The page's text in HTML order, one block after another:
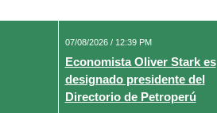
07/08/2026 / 12:39 PM
Economista Oliver Stark es
designado presidente del
Directorio de Petroperú